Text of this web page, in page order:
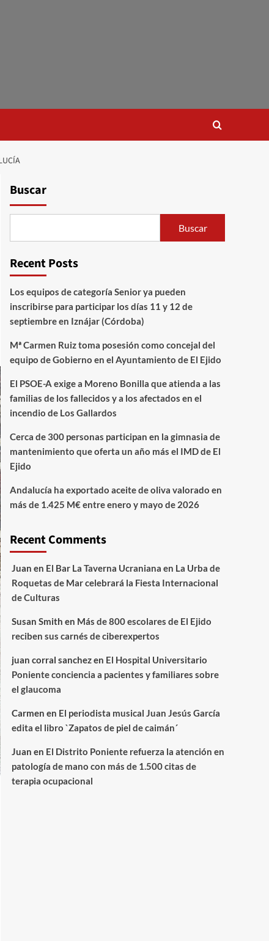
Buscar
Buscar
Recent Posts
Los equipos de categoría Senior ya pueden
inscribirse para participar los días 11 y 12 de
septiembre en Iznájar (Córdoba)
Mª Carmen Ruiz toma posesión como concejal del
equipo de Gobierno en el Ayuntamiento de El Ejido
El PSOE-A exige a Moreno Bonilla que atienda a las
familias de los fallecidos y a los afectados en el
incendio de Los Gallardos
Cerca de 300 personas participan en la gimnasia de
mantenimiento que oferta un año más el IMD de El
Ejido
Andalucía ha exportado aceite de oliva valorado en
más de 1.425 M€ entre enero y mayo de 2026
Recent Comments
Juan en El Bar La Taverna Ucraniana en La Urba de
Roquetas de Mar celebrará la Fiesta Internacional
de Culturas
Susan Smith en Más de 800 escolares de El Ejido
reciben sus carnés de ciberexpertos
juan corral sanchezen El Hospital Universitario
Poniente conciencia a pacientes y familiares sobre
el glaucoma
Carmen en El periodista musical Juan Jesús García
edita el libro `Zapatos de piel de caimán´
Juan en El Distrito Poniente refuerza la atención en
patología de mano con más de 1.500 citas de
terapia ocupacional